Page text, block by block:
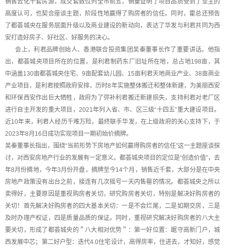
销售去化千套房源，成交套数位列全市前五，销量证明了项目品质受到了业主的
高度认可，也契合座谈主题，阶段性地赢得了购房者的信任。同时，霍总还预告
了都荟城央在服务层面升级以及商业建设的新动向，表达了华发与利君共同为西
安打造好房子、好社区、好服务的决心。
会上，利君品牌创始人、香港联合投资集团吴秦董事长作了重要讲话。他指
出，都荟城央项目所在的位置，是利君制药东厂旧址所在地，总占地198亩，其
中涵盖130亩都荟城央住宅、9亩配套幼儿园、15亩利君天地商业产业、38亩商业
产业项目，是利君按照政府安排，历时8年实施整体搬迁和整体新建，为美丽西安
和环保西安作出巨大牺牲，政府为了弥补利君搬迁新建损失，支持利君对老厂区
进行自主开发的重大项目，2021年列入省、市、区三级“十四五”重大建设项目。
近10年来，利君人经历千难万险，最终联手华发，在上级政府的关心支持下，于
2023年8月16日成功实现项目一期初始价摘牌。
吴秦董事长指出，围绕“当前形势下房地产如何赢得购房者的信任”这一主题座谈探
讨，对西安房地产行业的发展有一定意义。都荟城央项目的定位是“创造价值”，去
年8月份摘地，今年3月份开盘，摘牌至今14个月，销售近千套，大部分是在中央
房地产政策没有出台之前，接连有几次摇号一天内售罄的情况。都荟城央之所以
卖得好，主要原因是重视购房者关切，研究购房者关切，特别是解决好购房者的
关切！首先解决好购房者的四大基本关切：一是不会烂尾，二是如期交房，三是
及时办理产权证，四是质量品质的保证。同时，重视研究解决好购房者的八大主
要关切，形成了都荟城央的＂八大相对优势＂：第一好位置：踞守高新门户，城
西发展中芯；第二好户型：迭代4.0住宅设计，高得房率，住进去，才知好，感觉